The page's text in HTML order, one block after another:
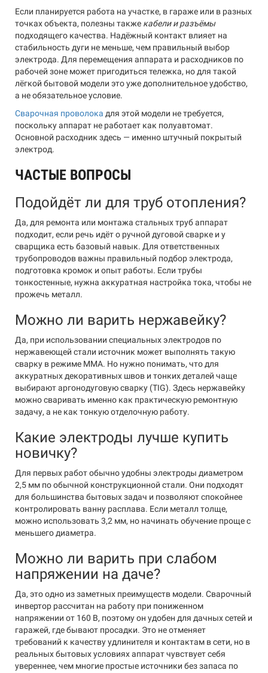
Если планируется работа на участке, в гараже или в разных
точках объекта, полезны также кабели и разъёмы
подходящего качества. Надёжный контакт влияет на
стабильность дуги не меньше, чем правильный выбор
электрода. Для перемещения аппарата и расходников по
рабочей зоне может пригодиться тележка, но для такой
лёгкой бытовой модели это уже дополнительное удобство,
а не обязательное условие.
Сварочная проволока для этой модели не требуется,
поскольку аппарат не работает как полуавтомат.
Основной расходник здесь — именно штучный покрытый
электрод.
ЧАСТЫЕ ВОПРОСЫ
Подойдёт ли для труб отопления?
Да, для ремонта или монтажа стальных труб аппарат
подходит, если речь идёт о ручной дуговой сварке и у
сварщика есть базовый навык. Для ответственных
трубопроводов важны правильный подбор электрода,
подготовка кромок и опыт работы. Если трубы
тонкостенные, нужна аккуратная настройка тока, чтобы не
прожечь металл.
Можно ли варить нержавейку?
Да, при использовании специальных электродов по
нержавеющей стали источник может выполнять такую
сварку в режиме MMA. Но нужно понимать, что для
аккуратных декоративных швов и тонких деталей чаще
выбирают аргонодуговую сварку (TIG). Здесь нержавейку
можно сваривать именно как практическую ремонтную
задачу, а не как тонкую отделочную работу.
Какие электроды лучше купить
новичку?
Для первых работ обычно удобны электроды диаметром
2,5 мм по обычной конструкционной стали. Они подходят
для большинства бытовых задач и позволяют спокойнее
контролировать ванну расплава. Если металл толще,
можно использовать 3,2 мм, но начинать обучение проще с
меньшего диаметра.
Можно ли варить при слабом
напряжении на даче?
Да, это одно из заметных преимуществ модели. Сварочный
инвертор рассчитан на работу при пониженном
напряжении от 160 В, поэтому он удобен для дачных сетей и
гаражей, где бывают просадки. Это не отменяет
требований к качеству удлинителя и контактам в сети, но в
реальных бытовых условиях аппарат чувствует себя
увереннее, чем многие простые источники без запаса по